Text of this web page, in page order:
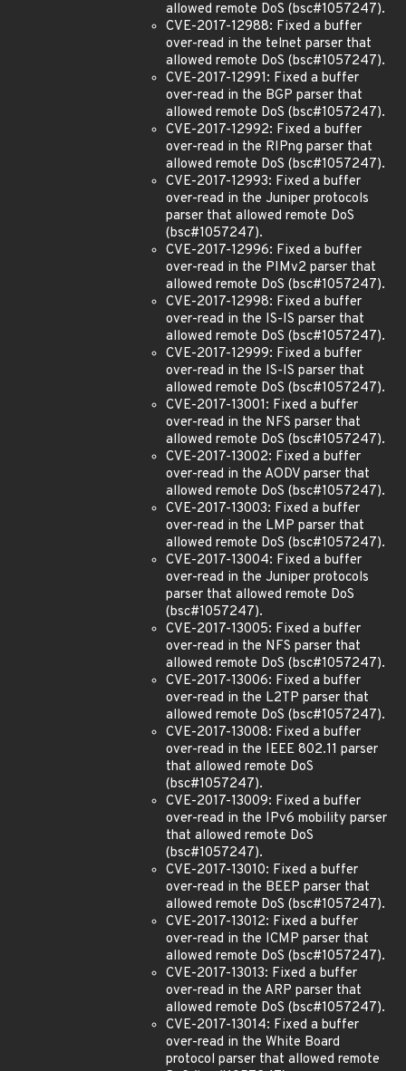
allowed remote DoS (bsc#1057247).
CVE-2017-12988: Fixed a buffer
over-read in the telnet parser that
allowed remote DoS (bsc#1057247).
CVE-2017-12991: Fixed a buffer
over-read in the BGP parser that
allowed remote DoS (bsc#1057247).
CVE-2017-12992: Fixed a buffer
over-read in the RIPng parser that
allowed remote DoS (bsc#1057247).
CVE-2017-12993: Fixed a buffer
over-read in the Juniper protocols
parser that allowed remote DoS
(bsc#1057247).
CVE-2017-12996: Fixed a buffer
over-read in the PIMv2 parser that
allowed remote DoS (bsc#1057247).
CVE-2017-12998: Fixed a buffer
over-read in the IS-IS parser that
allowed remote DoS (bsc#1057247).
CVE-2017-12999: Fixed a buffer
over-read in the IS-IS parser that
allowed remote DoS (bsc#1057247).
CVE-2017-13001: Fixed a buffer
over-read in the NFS parser that
allowed remote DoS (bsc#1057247).
CVE-2017-13002: Fixed a buffer
over-read in the AODV parser that
allowed remote DoS (bsc#1057247).
CVE-2017-13003: Fixed a buffer
over-read in the LMP parser that
allowed remote DoS (bsc#1057247).
CVE-2017-13004: Fixed a buffer
over-read in the Juniper protocols
parser that allowed remote DoS
(bsc#1057247).
CVE-2017-13005: Fixed a buffer
over-read in the NFS parser that
allowed remote DoS (bsc#1057247).
CVE-2017-13006: Fixed a buffer
over-read in the L2TP parser that
allowed remote DoS (bsc#1057247).
CVE-2017-13008: Fixed a buffer
over-read in the IEEE 802.11 parser
that allowed remote DoS
(bsc#1057247).
CVE-2017-13009: Fixed a buffer
over-read in the IPv6 mobility parser
that allowed remote DoS
(bsc#1057247).
CVE-2017-13010: Fixed a buffer
over-read in the BEEP parser that
allowed remote DoS (bsc#1057247).
CVE-2017-13012: Fixed a buffer
over-read in the ICMP parser that
allowed remote DoS (bsc#1057247).
CVE-2017-13013: Fixed a buffer
over-read in the ARP parser that
allowed remote DoS (bsc#1057247).
CVE-2017-13014: Fixed a buffer
over-read in the White Board
protocol parser that allowed remote